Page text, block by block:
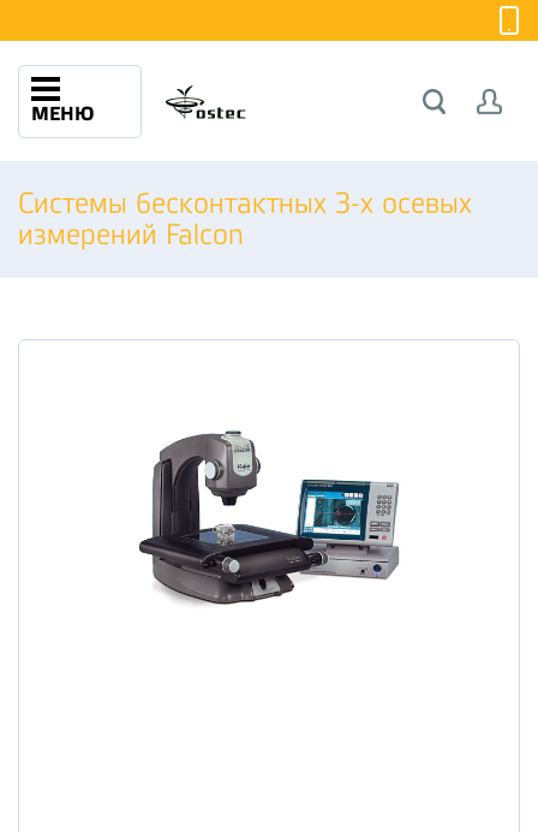
МЕНЮ
Системы бесконтактных 3-х осевых
измерений Falcon